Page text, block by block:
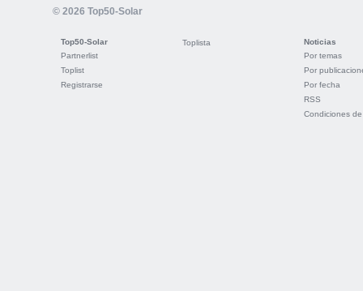
© 2026 Top50-Solar
Top50-Solar
Partnerlist
Toplist
Registrarse
Toplista
Noticias
Por temas
Por
Por fecha
RSS
Condiciones